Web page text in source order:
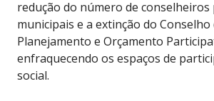
redução do número de
municipais e a extinção do Conselho
Planejamento e Orçamento
enfraquecendo os espaços de
social.